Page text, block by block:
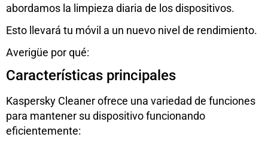
abordamos la limpieza diaria de los dispositivos.
Esto llevará tu móvil a un nuevo nivel de rendimiento.
Averigüe por qué:
Características principales
Kaspersky Cleaner ofrece una variedad de funciones
para mantener su dispositivo funcionando
eficientemente: